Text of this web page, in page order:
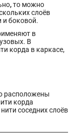
,то можно
слоёв
и боковой.
в
В
корда в каркасе,
расположены
корда
соседних слоёв